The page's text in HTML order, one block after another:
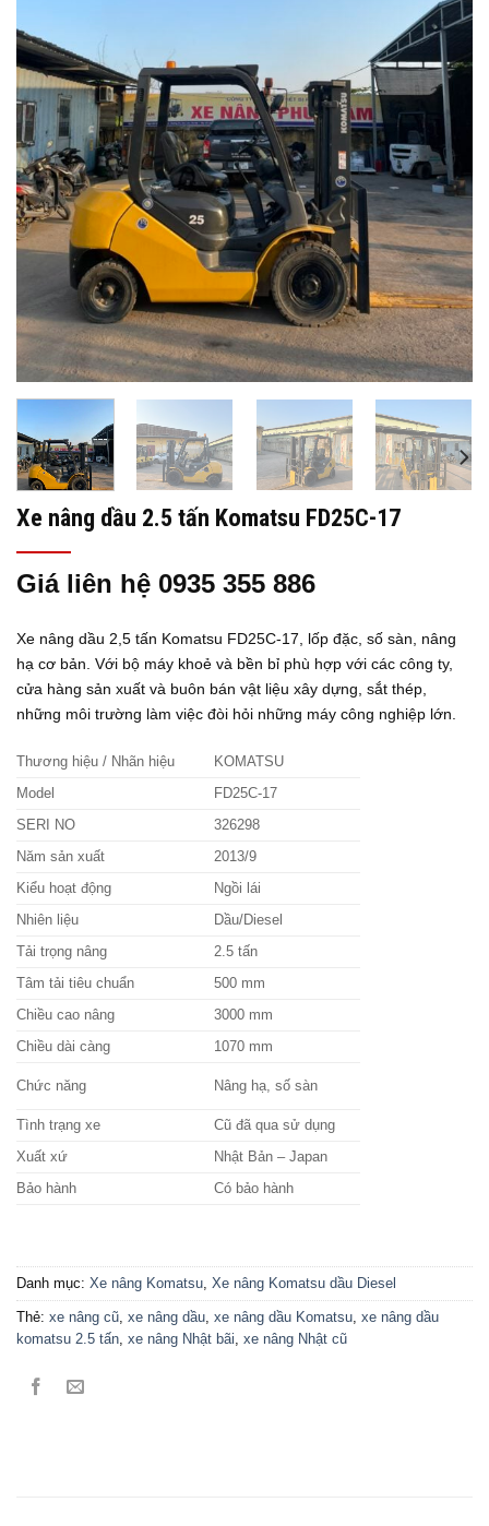
Xe nâng dầu 2.5 tấn Komatsu FD25C-17
Giá liên hệ 0935 355 886
Xe nâng dầu 2,5 tấn Komatsu FD25C-17, lốp đặc, số sàn, nâng
hạ cơ bản. Với bộ máy khoẻ và bền bỉ phù hợp với các công ty,
cửa hàng sản xuất và buôn bán vật liệu xây dựng, sắt thép,
những môi trường làm việc đòi hỏi những máy công nghiệp lớn.
Thương hiệu / Nhãn hiệu
KOMATSU
Model
FD25C-17
SERI NO
326298
Năm sản xuất
2013/9
Kiểu hoạt động
Ngồi lái
Nhiên liệu
Dầu/Diesel
Tải trọng nâng
2.5 tấn
Tâm tải tiêu chuẩn
500 mm
Chiều cao nâng
3000 mm
Chiều dài càng
1070 mm
Chức năng Nâng hạ, số sàn
Tình trạng xe
Cũ đã qua sử dụng
Xuất xứ
Nhật Bản – Japan
Bảo hành
Có bảo hành
Danh mục: Xe nâng Komatsu, Xe nâng Komatsu dầu Diesel
Thẻ: xe nâng cũ, xe nâng dầu, xe nâng dầu Komatsu, xe nâng dầu
komatsu 2.5 tấn, xe nâng Nhật bãi, xe nâng Nhật cũ